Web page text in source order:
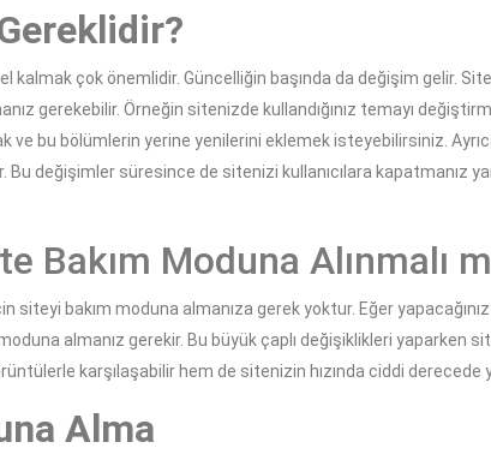
kalmak çok önemlidir. Güncelliğin başında da değişim gelir.
gerekebilir. Örneğin sitenizde kullandığınız temayı
ve bu bölümlerin yerine yenilerini eklemek isteyebilirsiniz.
değişimler süresince de sitenizi kullanıcılara kapatmanız
Bakım Moduna Alınmalı
siteyi bakım moduna almanıza gerek yoktur. Eğer
almanız gerekir. Bu büyük çaplı değişiklikleri yaparken
karşılaşabilir hem de sitenizin hızında ciddi derecede
Alma